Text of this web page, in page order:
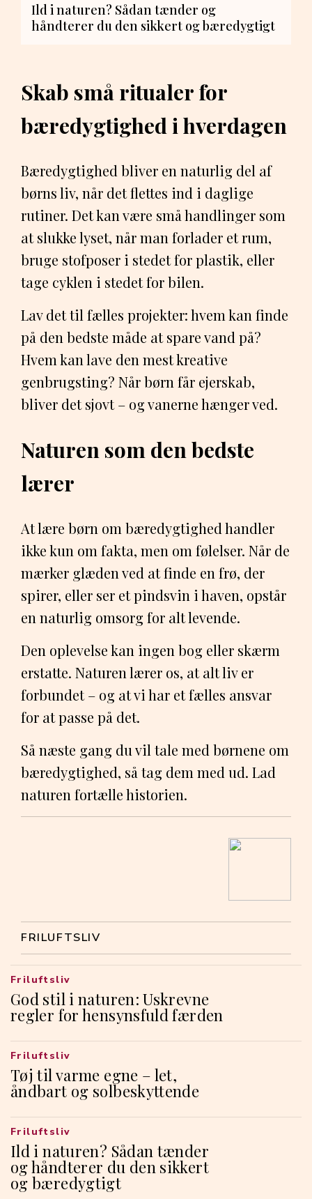
Ild i naturen? Sådan tænder og
håndterer du den sikkert og bæredygtigt
Skab små ritualer for
bæredygtighed i hverdagen
Bæredygtighed bliver en naturlig del af
børns liv, når det flettes ind i daglige
rutiner. Det kan være små handlinger som
at slukke lyset, når man forlader et rum,
bruge stofposer i stedet for plastik, eller
tage cyklen i stedet for bilen.
Lav det til fælles projekter: hvem kan finde
på den bedste måde at spare vand på?
Hvem kan lave den mest kreative
genbrugsting? Når børn får ejerskab,
bliver det sjovt – og vanerne hænger ved.
Naturen som den bedste
lærer
At lære børn om bæredygtighed handler
ikke kun om fakta, men om følelser. Når de
mærker glæden ved at finde en frø, der
spirer, eller ser et pindsvin i haven, opstår
en naturlig omsorg for alt levende.
Den oplevelse kan ingen bog eller skærm
erstatte. Naturen lærer os, at alt liv er
forbundet – og at vi har et fælles ansvar
for at passe på det.
Så næste gang du vil tale med børnene om
bæredygtighed, så tag dem med ud. Lad
naturen fortælle historien.
FRILUFTSLIV
God stil i naturen: Uskrevne
regler for hensynsfuld færden
Friluftsliv
Tøj til varme egne – let,
åndbart og solbeskyttende
Friluftsliv
Ild i naturen? Sådan tænder
og håndterer du den sikkert
og bæredygtigt
Friluftsliv